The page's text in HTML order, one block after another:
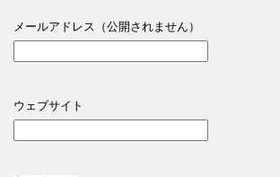
メールアドレス（公開されません）
ウェブサイト